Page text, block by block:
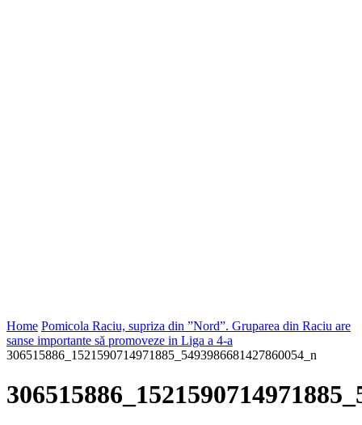
Home Pomicola Raciu, supriza din ”Nord”. Gruparea din Raciu are
sanse importante să promoveze in Liga a 4-a
306515886_1521590714971885_5493986681427860054_n